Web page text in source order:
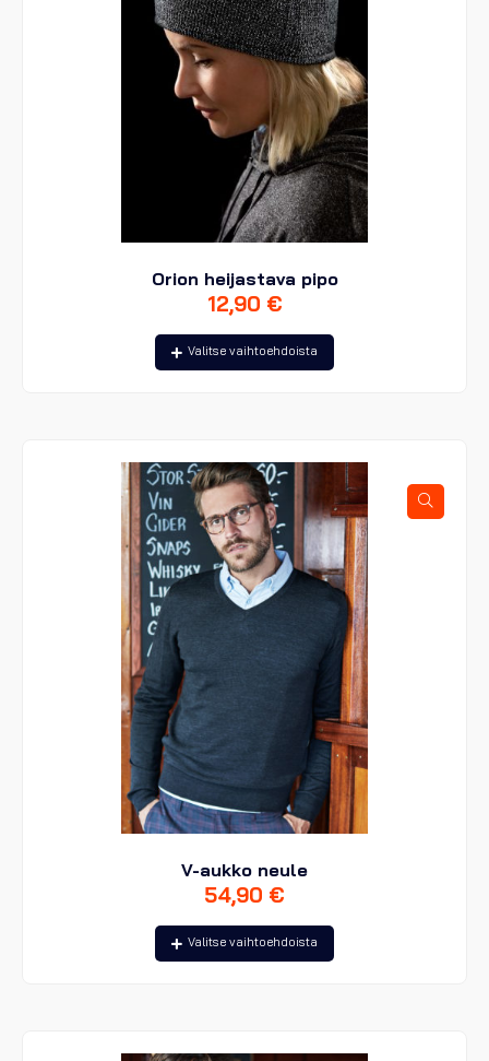
Orion heijastava pipo
12,90 €
Valitse vaihtoehdoista
Tällä
tuotteella
Voit
tehdä
valinnat
tuotteen
sivulla.
V-aukko neule
54,90 €
Valitse vaihtoehdoista
Tällä
tuotteella
Voit